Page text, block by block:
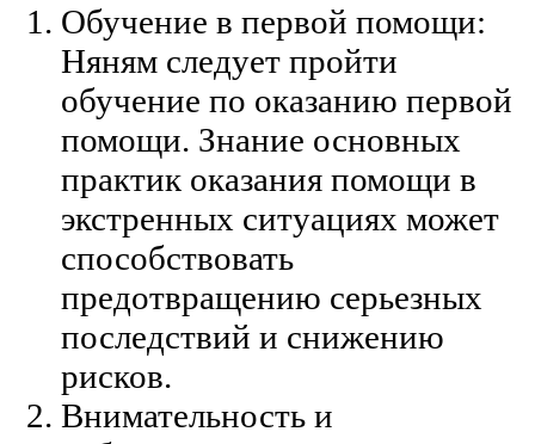
Обучение в первой помощи:
Няням следует пройти
обучение по оказанию первой
помощи. Знание основных
практик оказания помощи в
экстренных ситуациях может
способствовать
предотвращению серьезных
последствий и снижению
рисков.
Внимательность и